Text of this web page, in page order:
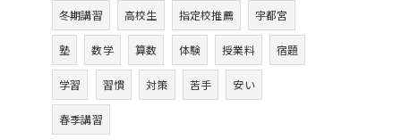
冬期講習 高校生 指定校推薦 宇都宮
塾 数学 算数 体験 授業料 宿題
学習 習慣 対策 苦手 安い
春季講習